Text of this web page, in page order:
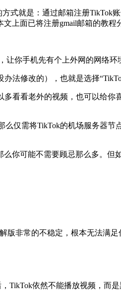
式就是：通过邮箱注册TikTok
上面已将注册gmail邮箱的教程
你手机先有个上外网的网络环
法修改的），也就是选择
看看老外的视频，也可以给
仅需将TikTok的机场服务器
你可能不需要顾忌那么多。
非常的不稳定，根本无法满
TikTok依然不能播放视频，而